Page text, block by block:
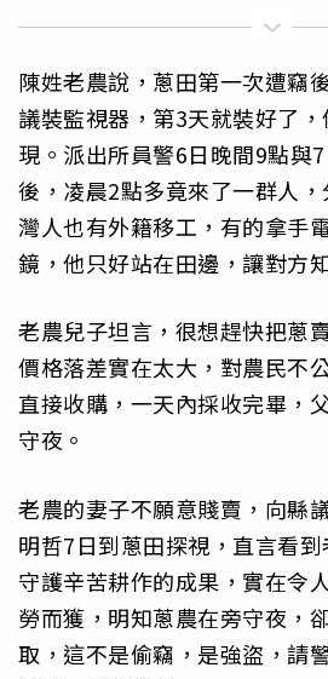
陳姓老農說，蔥田第一次遭竊
議裝監視器，第3天就裝好了
現。派出所員警6日晚間9點與
後，凌晨2點多竟來了一群人
灣人也有外籍移工，有的拿手
鏡，他只好站在田邊，讓對方
老農兒子坦言，很想趕快把蔥
價格落差實在太大，對農民不
直接收購，一天內採收完畢，
守夜。
老農的妻子不願意賤賣，向縣
明哲7日到蔥田探視，直言看
守護辛苦耕作的成果，實在令
勞而獲，明知蔥農在旁守夜，
取，這不是偷竊，是強盜，請